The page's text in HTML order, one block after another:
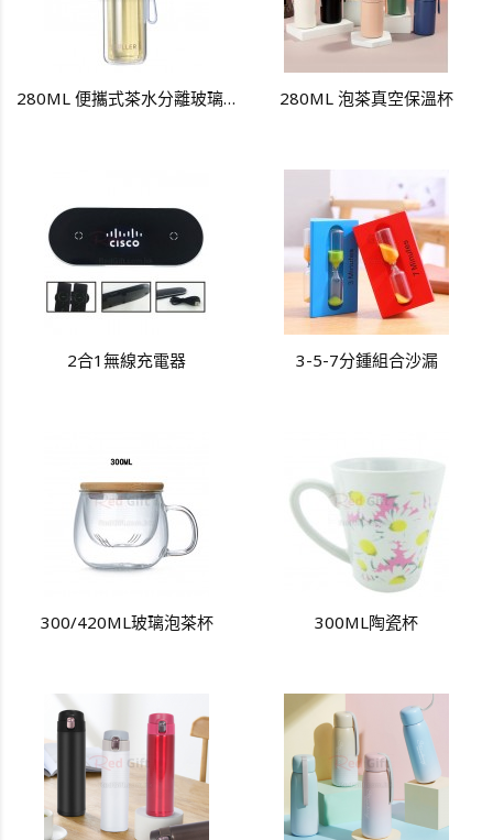
280ML 便攜式茶水分離玻璃杯 280ML 泡茶真空保溫杯
2合1無線充電器 3-5-7分鍾組合沙漏
300/420ML玻璃泡茶杯 300ML陶瓷杯